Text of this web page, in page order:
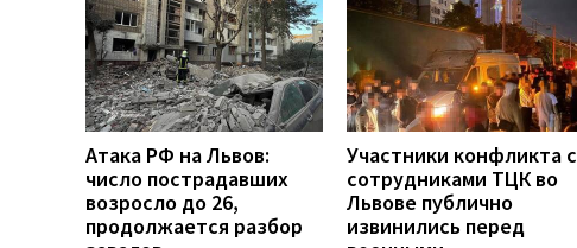
Атака РФ на Львов:
число пострадавших
возросло до 26,
продолжается разбор
Участники конфликта с
сотрудниками ТЦК во
Львове публично
извинились перед